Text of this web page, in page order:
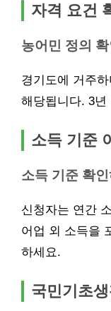
자격 요건
농어민 정의 확
경기도에 거주
해당됩니다. 3년
소득 기준
소득 기준 확인
신청자는 연간
어업 외 소득을
하세요.
국민기초